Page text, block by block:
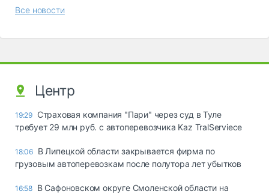
Все новости
Центр
19:29 Страховая компания "Пари" через суд в Туле
требует 29 млн руб. с автоперевозчика Kaz TralServiece
18:06 В Липецкой области закрывается фирма по
грузовым автоперевозкам после полутора лет убытков
16:58 В Сафоновском округе Смоленской области на